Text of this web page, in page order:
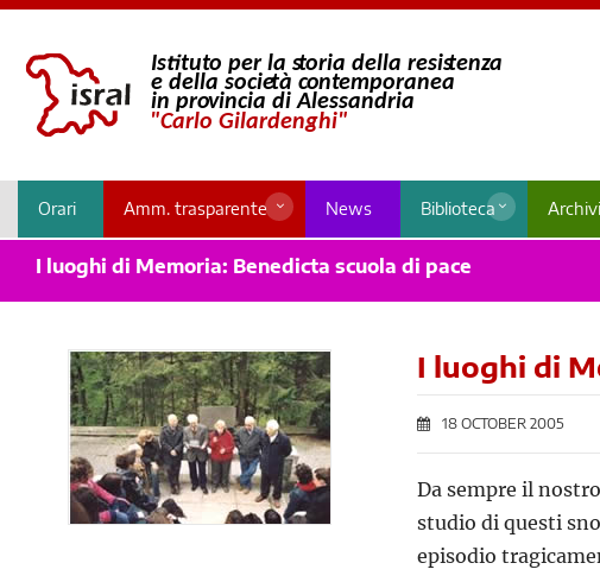
Orari Amm. trasparente News Biblioteca
I luoghi di Memoria: Benedicta scuola di pace
I luoghi di
18 OCTOBER 2005
Da sempre il
studio di questi
episodio